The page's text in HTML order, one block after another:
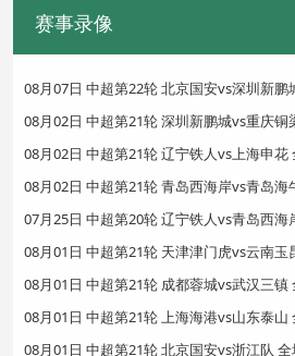
赛事录像
08月07日 中超第22轮 北京国安vs深圳新鹏
08月02日 中超第21轮 深圳新鹏城vs重庆铜
08月02日 中超第21轮 辽宁铁人vs上海申花
08月02日 中超第21轮 青岛西海岸vs青岛海
07月25日 中超第20轮 辽宁铁人vs青岛西海
08月01日 中超第21轮 天津津门虎vs云南玉
08月01日 中超第21轮 成都蓉城vs武汉三镇
08月01日 中超第21轮 上海海港vs山东泰山
08月01日 中超第21轮 北京国安vs浙江队